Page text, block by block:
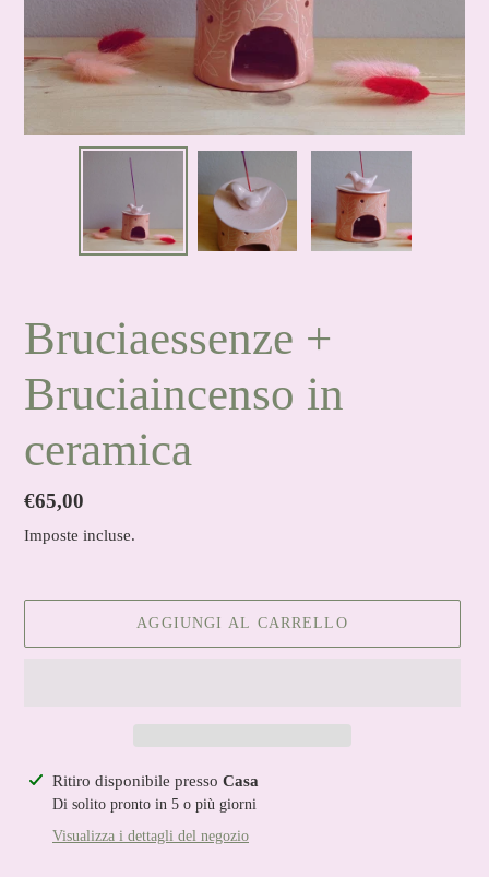
Bruciaessenze +
Bruciaincenso in
ceramica
Prezzo
di
€65,00
Imposte incluse.
AGGIUNGI AL CARRELLO
Inserimento
prodotto
Ritiro disponibile presso Casa
Di solito pronto in 5 o più giorni
Visualizza i dettagli del negozio